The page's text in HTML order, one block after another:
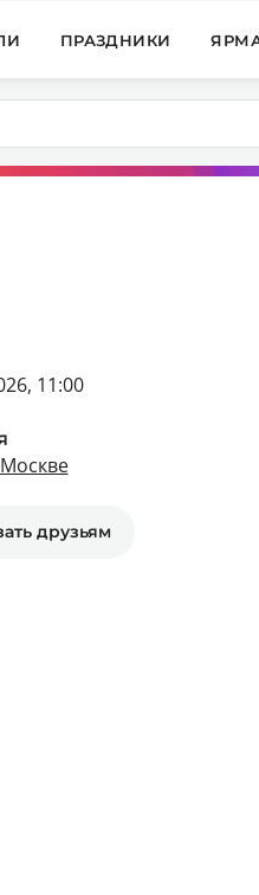
ПРАЗДНИКИ
11:00
друзьям